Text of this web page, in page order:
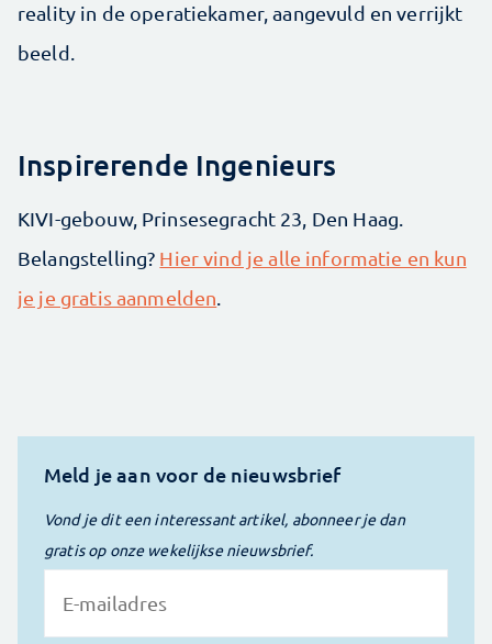
reality in de operatiekamer, aangevuld en verrijkt
beeld.
Inspirerende Ingenieurs
KIVI-gebouw, Prinsesegracht 23, Den Haag.
Belangstelling? Hier vind je alle informatie en kun
je je gratis aanmelden
Meld je aan voor de nieuwsbrief
Vond je dit een interessant artikel, abonneer je dan
gratis op onze wekelijkse nieuwsbrief.